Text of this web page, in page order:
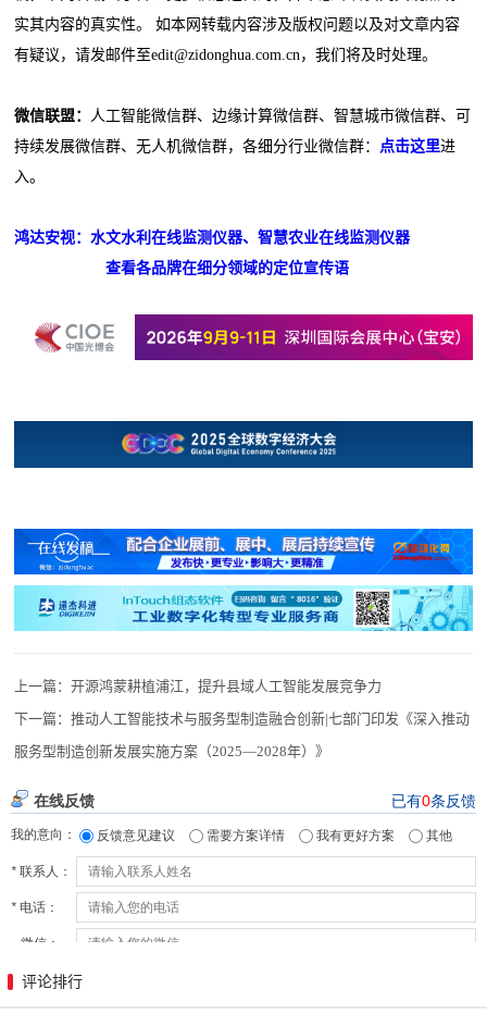
实其内容的真实性。 如本网转载内容涉及版权问题以及对文章内容
有疑议，请发邮件至edit@zidonghua.com.cn，我们将及时处理。
微信联盟： 人工智能微信群、边缘计算微信群、智慧城市微信群、可
持续发展微信群、无人机微信群，各细分行业微信群： 点击这里进
入。
鸿达安视：水文水利在线监测仪器、智慧农业在线监测仪器
查看各品牌在细分领域的定位宣传语
上一篇：开源鸿蒙耕植浦江，提升县域人工智能发展竞争力
下一篇：推动人工智能技术与服务型制造融合创新|七部门印发《深入推动
服务型制造创新发展实施方案（2025—2028年）》
评论排行